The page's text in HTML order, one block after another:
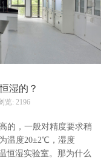
湿的？
览: 2196
，一般对精度要求稍
温度20±2℃，湿度
恒湿实验室。那为什么